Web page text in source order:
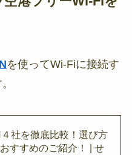
を使ってWi-Fiに接続す
社を徹底比較！選び方
すすめのご紹介！ | せ